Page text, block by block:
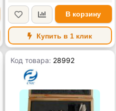
В корзину
Купить в 1 клик
Код товара: 28992